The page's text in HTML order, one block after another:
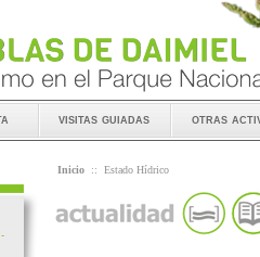
visitas guiadas otras
Inicio :: Estado Hídrico